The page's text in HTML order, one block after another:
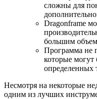
сложны для
Dragonframe
большим
Программа не
которые
определенных
Несмотря на некоторые
одним из лучших